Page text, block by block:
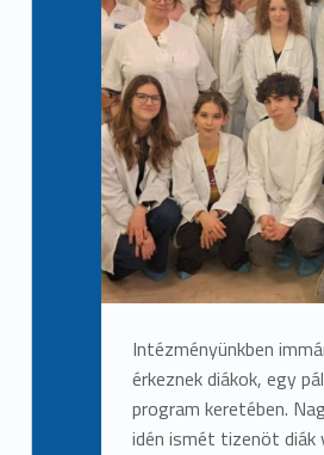
Intézményünkben
érkeznek diákok, egy
program keretében.
idén ismét tizenöt